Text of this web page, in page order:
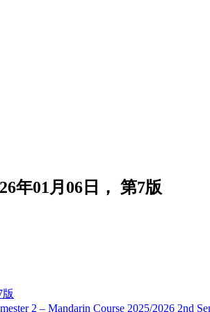
年01月06日， 第7版
版
2 – Mandarin Course 2025/2026 2nd